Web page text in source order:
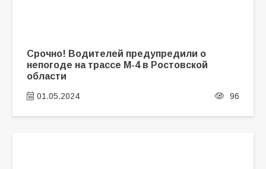
Срочно! Водителей предупредили о
непогоде на трассе М-4 в Ростовской
области
01.05.2024 96